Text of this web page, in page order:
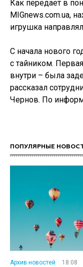
Как передает в
MIGnews.com.ua,
игрушка
С начала нового
с тайником.
внутри – была
рассказал
Чернов. По
ПОПУЛЯРНЫЕ
Архив новостей
18:08